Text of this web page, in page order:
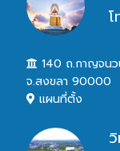
140 ถ.กาญจนว
จ.สงขลา 90000
แผนที่ตั้ง